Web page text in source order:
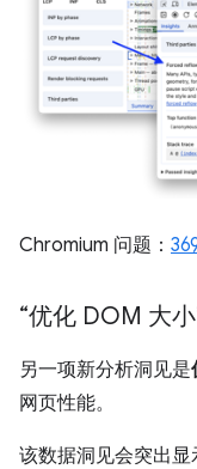
Chromium 问题：
“优化 DOM 大
另一项新分析洞见是
网页性能。
该数据洞见会突出